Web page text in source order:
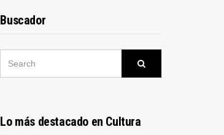
Buscador
Lo más destacado en Cultura